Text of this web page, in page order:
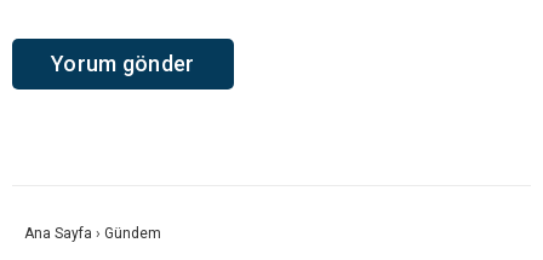
Ana Sayfa › Gündem